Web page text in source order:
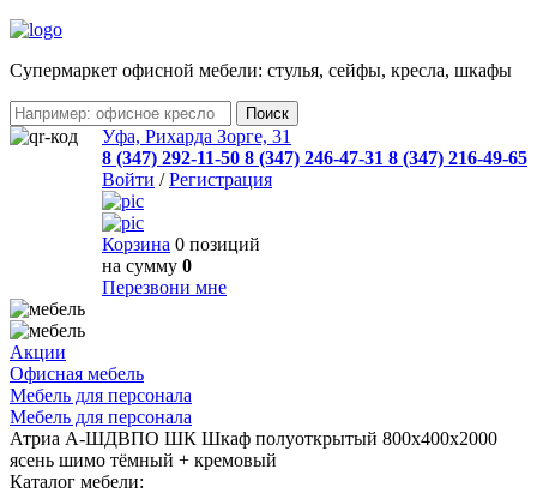
Cупермаркет офисной мебели: стулья, сейфы, кресла, шкафы
Уфа, Рихарда Зорге, 31
8 (347) 292-11-50 8 (347) 246-47-31 8 (347) 216-49-65
Войти /Регистрация
Корзина 0 позиций
на сумму 0
Перезвони мне
Акции
Офисная мебель
Мебель для персонала
Мебель для персонала
Атриа А-ШДВПО ШК Шкаф полуоткрытый 800х400х2000
ясень шимо тёмный + кремовый
Каталог мебели: